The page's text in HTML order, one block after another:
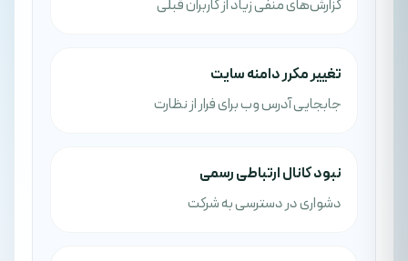
گزارش‌های منفی زیاد از کاربران قبلی
تغییر مکرر دامنه سایت
جابجایی آدرس وب برای فرار از نظارت
نبود کانال ارتباطی رسمی
دشواری در دسترسی به شرکت